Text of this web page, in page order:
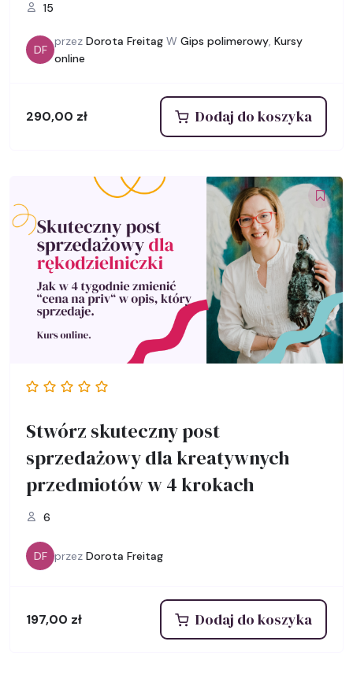
15
DF
przez Dorota Freitag W Gips polimerowy, Kursy
online
290,00 zł Dodaj do koszyka
Stwórz skuteczny post
sprzedażowy dla kreatywnych
przedmiotów w 4 krokach
6
DF przez Dorota Freitag
197,00 zł Dodaj do koszyka